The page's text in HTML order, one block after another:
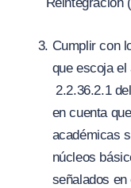
Cumplir con
que escoja
2.2.36.2.1
en cuenta
académicas
núcleos
señalados